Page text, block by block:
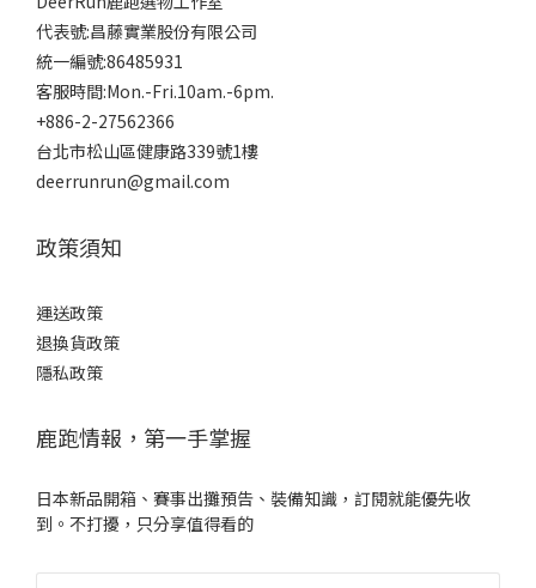
代表號:昌藤實業股份有限公司
統一編號:86485931
客服時間:Mon.-Fri.10am.-6pm.
+886-2-27562366
台北市松山區健康路339號1樓
deerrunrun@gmail.com
政策須知
運送政策
退換貨政策
隱私政策
鹿跑情報，第一手掌握
日本新品開箱、賽事出攤預告、裝備知識，訂閱就能優先收
到。不打擾，只分享值得看的